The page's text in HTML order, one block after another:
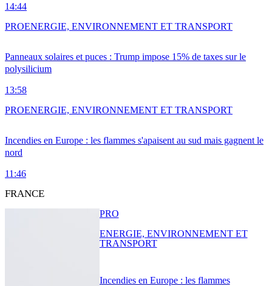
14:44
Panneaux solaires et puces : Trump impose 15% de taxes sur le
polysilicium
13:58
PROENERGIE, ENVIRONNEMENT ET TRANSPORT
Incendies en Europe : les flammes s'apaisent au sud mais gagnent le
nord
11:46
PROENERGIE, ENVIRONNEMENT ET TRANSPORT
FRANCE
Incendies en Europe : les flammes
PRO
ENERGIE, ENVIRONNEMENT ET
TRANSPORT